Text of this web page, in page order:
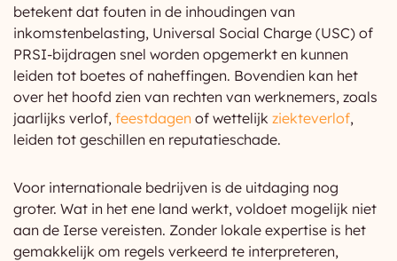
betekent dat fouten in de inhoudingen van
inkomstenbelasting, Universal Social Charge (USC) of
PRSI-bijdragen snel worden opgemerkt en kunnen
leiden tot boetes of naheffingen. Bovendien kan het
over het hoofd zien van rechten van werknemers, zoals
jaarlijks verlof, feestdagen of wettelijk ziekteverlof,
leiden tot geschillen en reputatieschade.
Voor internationale bedrijven is de uitdaging nog
groter. Wat in het ene land werkt, voldoet mogelijk niet
aan de Ierse vereisten. Zonder lokale expertise is het
gemakkelijk om regels verkeerd te interpreteren,